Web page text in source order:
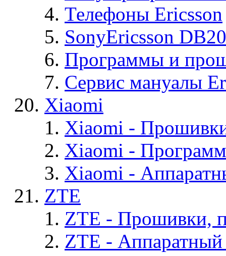
Телефоны Ericsson
SonyEricsson
Программы и
Сервис мануалы
Xiaomi
Xiaomi -
Xiaomi -
Xiaomi -
ZTE
ZTE - Прошивки,
ZTE -